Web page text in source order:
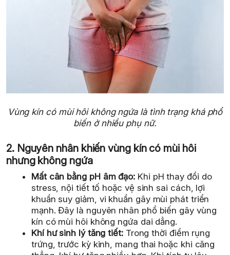
Vùng kín có mùi hôi không ngứa là tình trạng khá phổ
biến ở nhiều phụ nữ.
2. Nguyên nhân khiến vùng kín có mùi hôi
nhưng không ngứa
Mất cân bằng pH âm đạo: Khi pH thay đổi do
stress, nội tiết tố hoặc vệ sinh sai cách, lợi
khuẩn suy giảm, vi khuẩn gây mùi phát triển
mạnh. Đây là nguyên nhân phổ biến gây vùng
kín có mùi hôi không ngứa dai dẳng.
Khí hư sinh lý tăng tiết:Trong thời điểm rụng
trứng, trước kỳ kinh, mang thai hoặc khi căng